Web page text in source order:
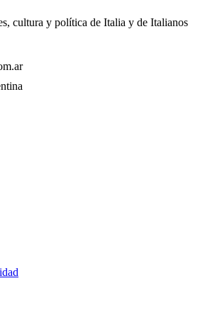
cultura y política de Italia y de Italianos